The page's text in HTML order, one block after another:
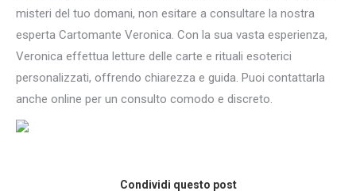
misteri del tuo domani, non esitare a consultare la nostra
esperta Cartomante Veronica. Con la sua vasta esperienza,
Veronica effettua letture delle carte e rituali esoterici
personalizzati, offrendo chiarezza e guida. Puoi contattarla
anche online per un consulto comodo e discreto.
Condividi questo post